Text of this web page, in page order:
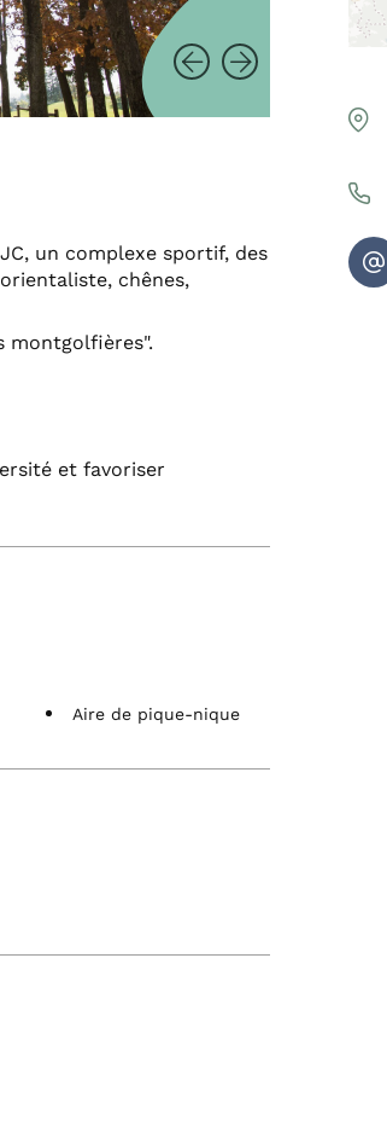
un complexe sportif, des
chênes,
montgolfières".
et favoriser
Aire de pique-nique